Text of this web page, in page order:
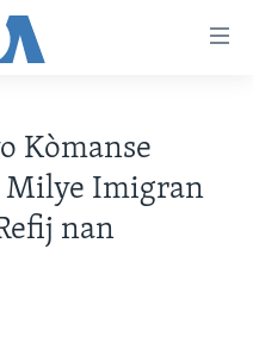
Kòmanse
Milye Imigran
nan